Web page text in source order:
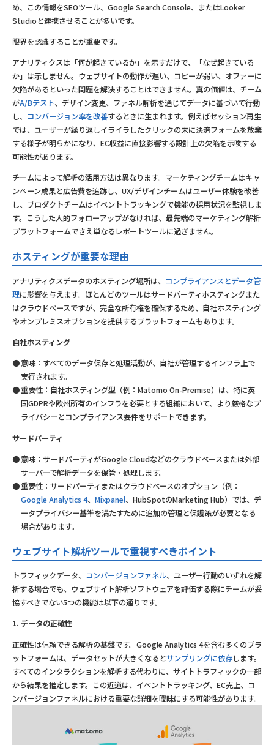
め、この情報をSEOツール、Google Search Console、またはLooker
Studioと連携させることが多いです。
限界を認識することが重要です。
アナリティクスは「何が起きているか」を示すだけで、「なぜ起きている
か」は示しません。ウェブサイトの動作が遅い、コピーが弱い、オファーに
欠陥があるといった問題を解決することはできません。真の価値は、チーム
がA/Bテスト、デザイン変更、ファネル解析を通じてデータに基づいて行動
し、 コンバージョン率を改善するときに生まれます。例えばセッション再生
では、ユーザーが繰り返しイライラしたクリックの末に決済フォームを放棄
する様子が明らかになり、EC収益に直接影響する設計上の欠陥を示唆する
可能性があります。
チームによって解析の活用方法は異なります。マーケティングチームはキャ
ンペーン成果と広告費を追跡し、UX/デザインチームはユーザー体験を改善
し、プロダクトチームはイベントトラッキングで機能の採用状況を監視しま
す。こうした人的フォローアップがなければ、最先端のマーケティング解析
プラットフォームでさえ単なるレポートツールに過ぎません。
ホスティングが重要な理由
アナリティクスデータのホスティング場所は、 コンプライアンスとデータ管
理に影響を与えます。ほとんどのツールはサードパーティホスティングまた
はクラウドベースですが、完全な所有権を確保するため、自社ホスティング
やオンプレミスオプションを提供するプラットフォームもあります。
自社ホスティング
意味：すべてのデータ保存と処理活動が、自社が管理するインフラ上で
実行されます。
重要性：自社ホスティング型（例：Matomo On-Premise）は、特に英
国GDPRや欧州所有のインフラを必要とする組織において、より厳格なプ
ライバシーとコンプライアンス要件をサポートできます。
サードパーティ
意味：サードパーティがGoogle Cloudなどのクラウドベースまたは外部
サーバーで解析データを保管・処理します。
重要性：サードパーティまたはクラウドベースのオプション（例：
Google Analytics 4、 Mixpanel、HubSpotのMarketing Hub）では、デ
ータプライバシー基準を満たすために追加の管理と保護策が必要となる
場合があります。
ウェブサイト解析ツールで重視すべきポイント
トラフィックデータ、 コンバージョンファネル、ユーザー行動のいずれを解
析する場合でも、ウェブサイト解析ソフトウェアを評価する際にチームが妥
協すべきでない5つの機能は以下の通りです。
1. データの正確性
正確性は信頼できる解析の基盤です。Google Analytics 4を含む多くのプラ
ットフォームは、データセットが大きくなるとサンプリングに依存します。
すべてのインタラクションを解析する代わりに、サイトトラフィックの一部
から結果を推定します。この近道は、イベントトラッキング、EC売上、コ
ンバージョンファネルにおける重要な詳細を曖昧にする可能性があります。